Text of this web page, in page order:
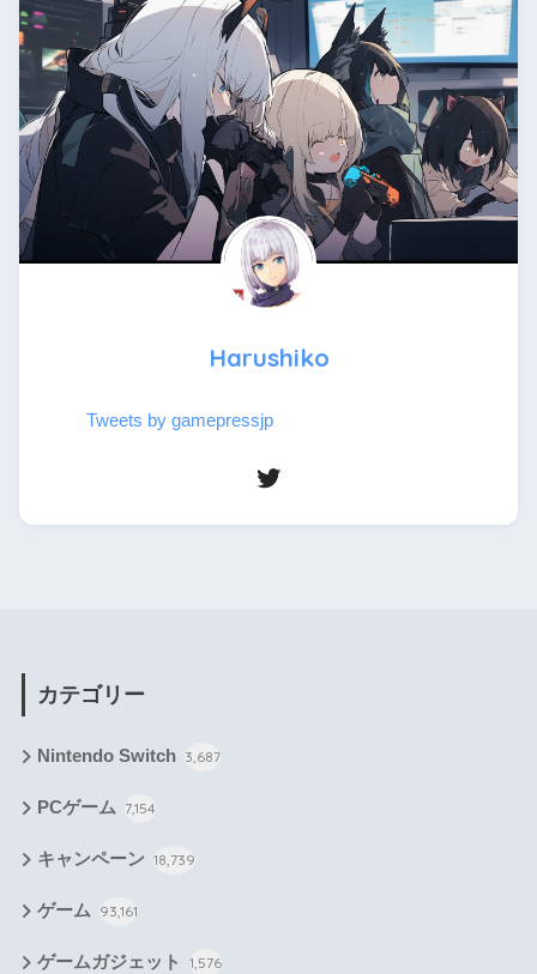
Harushiko
Tweets by gamepressjp
カテゴリー
Nintendo Switch 3,687
PCゲーム 7,154
キャンペーン 18,739
ゲーム 93,161
ゲームガジェット 1,576